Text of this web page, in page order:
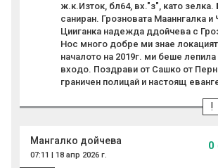
ж.к.Изток, бл64, вх."з", като зелка.
саниран. Грозновата Мааннгалка
Цииганка надежда ддойчева с
Нос много добре ми знае
началото на 2019г. ми беше лепила
входо. Поздрави от Сашко от
граничен полицай и настоящ
!
Мангалко дойчева
07:11 | 18 апр 2026 г.
0